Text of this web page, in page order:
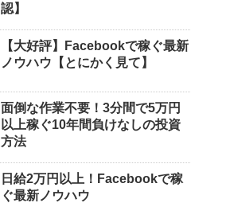
認】
【大好評】Facebookで稼ぐ最新
ノウハウ【とにかく見て】
面倒な作業不要！3分間で5万円
以上稼ぐ10年間負けなしの投資
方法
日給2万円以上！Facebookで稼
ぐ最新ノウハウ